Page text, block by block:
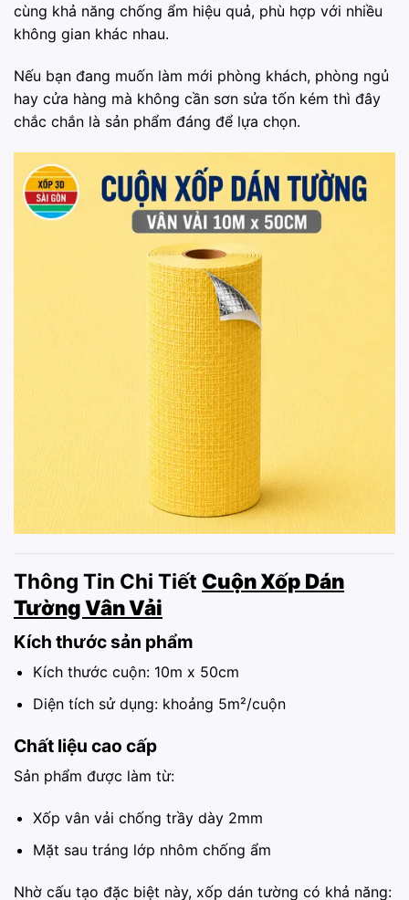
cùng khả năng chống ẩm hiệu quả, phù hợp với nhiều
không gian khác nhau.
Nếu bạn đang muốn làm mới phòng khách, phòng ngủ
hay cửa hàng mà không cần sơn sửa tốn kém thì đây
chắc chắn là sản phẩm đáng để lựa chọn.
Thông Tin Chi Tiết Cuộn Xốp Dán
Tường Vân Vải
Kích thước sản phẩm
Kích thước cuộn: 10m x 50cm
Diện tích sử dụng: khoảng 5m²/cuộn
Chất liệu cao cấp
Sản phẩm được làm từ:
Xốp vân vải chống trầy dày 2mm
Mặt sau tráng lớp nhôm chống ẩm
Nhờ cấu tạo đặc biệt này, xốp dán tường có khả năng: